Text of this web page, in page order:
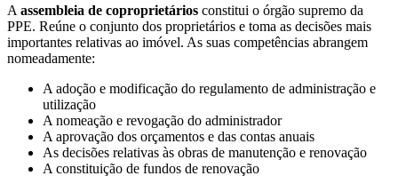
A assembleia de coproprietários constitui o órgão supremo da
PPE. Reúne o conjunto dos proprietários e toma as decisões mais
importantes relativas ao imóvel. As suas competências abrangem
nomeadamente:
A adoção e modificação do regulamento de administração e
utilização
A nomeação e revogação do administrador
A aprovação dos orçamentos e das contas anuais
As decisões relativas às obras de manutenção e renovação
A constituição de fundos de renovação